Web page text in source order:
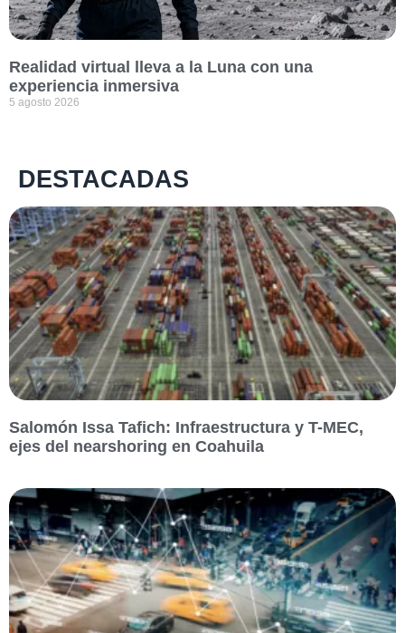
Realidad virtual lleva a la Luna con una
experiencia inmersiva
5 agosto 2026
DESTACADAS
Salomón Issa Tafich: Infraestructura y T-MEC,
ejes del nearshoring en Coahuila